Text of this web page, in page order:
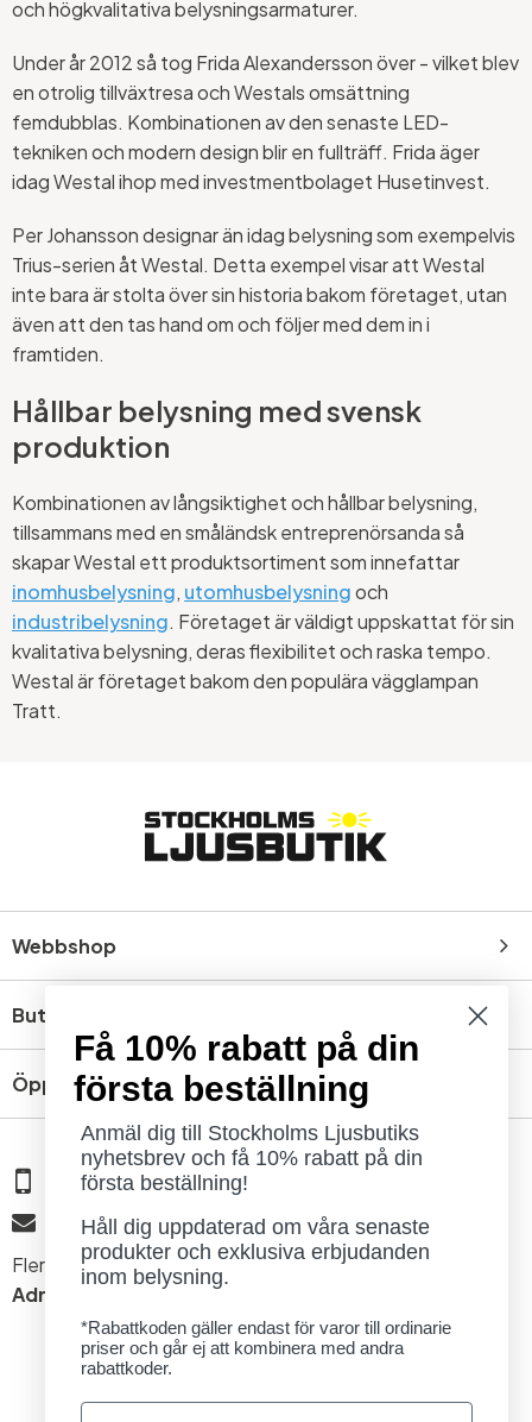
och högkvalitativa belysningsarmaturer.
Under år 2012 så tog Frida Alexandersson över - vilket blev
en otrolig tillväxtresa och Westals omsättning
femdubblas. Kombinationen av den senaste LED-
tekniken och modern design blir en fullträff. Frida äger
idag Westal ihop med investmentbolaget Husetinvest.
Per Johansson designar än idag belysning som exempelvis
Trius-serien åt Westal. Detta exempel visar att Westal
inte bara är stolta över sin historia bakom företaget, utan
även att den tas hand om och följer med dem in i
framtiden.
Hållbar belysning med svensk
produktion
Kombinationen av långsiktighet och hållbar belysning,
tillsammans med en småländsk entreprenörsanda så
skapar Westal ett produktsortiment som innefattar
inomhusbelysning, utomhusbelysningoch
industribelysning. Företaget är väldigt uppskattat för sin
kvalitativa belysning, deras flexibilitet och raska tempo.
Westal är företaget bakom den populära vägglampan
Tratt.
Webbshop
Butik
Öppettider
08 - 654 29 00
info@ljusbutik.se
Fler kontaktuppgifter »
Adress:
Kungsholmsgatan 6, 112 27 Stockholm
Få 10% rabatt på din
första beställning
Anmäl dig till Stockholms Ljusbutiks
nyhetsbrev och få 10% rabatt på din
första beställning!
Håll dig uppdaterad om våra senaste
produkter och exklusiva erbjudanden
inom belysning.
*Rabattkoden gäller endast för varor till ordinarie
priser och går ej att kombinera med andra
rabattkoder.
Email